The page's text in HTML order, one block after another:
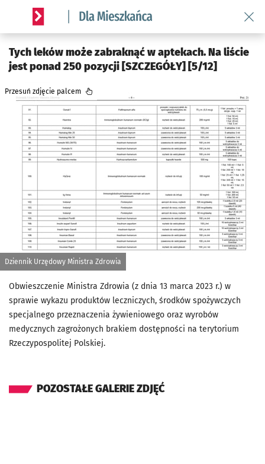
Serwis informacyjny wroclaw.pl podserwis: Dla mieszkańca
Tych leków może zabraknąć w aptekach. Na liście
jest ponad 250 pozycji [SZCZEGÓŁY] [5/12]
Dziennik Urzędowy Ministra Zdrowia
Przesuń zdjęcie palcem
Obwieszczenie Ministra Zdrowia (z dnia 13 marca 2023 r.) w
sprawie wykazu produktów leczniczych, środków spożywczych
specjalnego przeznaczenia żywieniowego oraz wyrobów
medycznych zagrożonych brakiem dostępności na terytorium
Rzeczypospolitej Polskiej.
POZOSTAŁE GALERIE ZDJĘĆ